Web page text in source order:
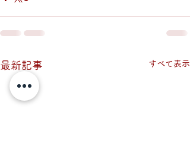
最新記事 すべて表示